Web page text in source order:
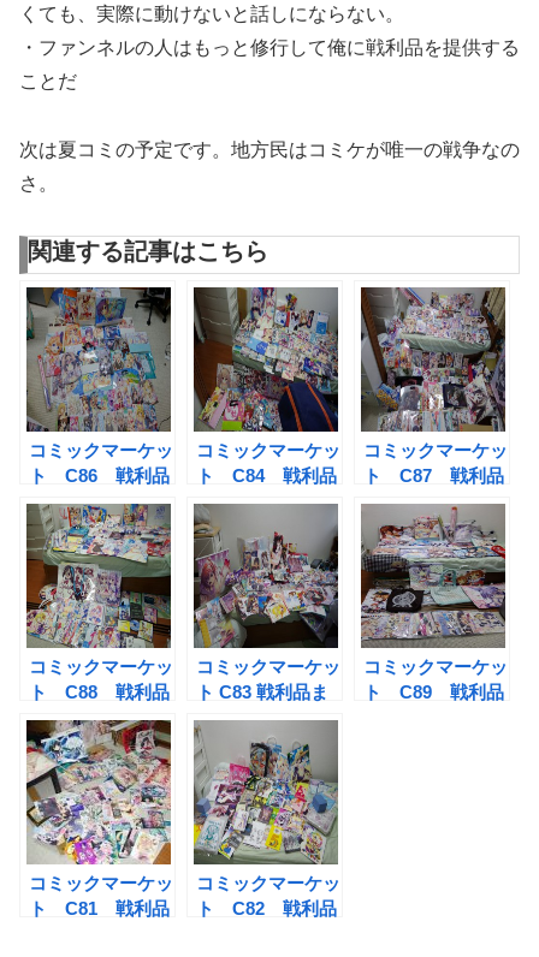
くても、実際に動けないと話しにならない。
・ファンネルの人はもっと修行して俺に戦利品を提供する
ことだ
次は夏コミの予定です。地方民はコミケが唯一の戦争なの
さ。
関連する記事はこちら
コミックマーケッ
ト C86 戦利品
まとめ
コミックマーケッ
ト C84 戦利品
まとめ
コミックマーケッ
ト C87 戦利品
まとめ
コミックマーケッ
ト C88 戦利品
まとめ
コミックマーケッ
ト C83 戦利品ま
とめ
コミックマーケッ
ト C89 戦利品
コミックマーケッ
ト C81 戦利品
コミックマーケッ
ト C82 戦利品